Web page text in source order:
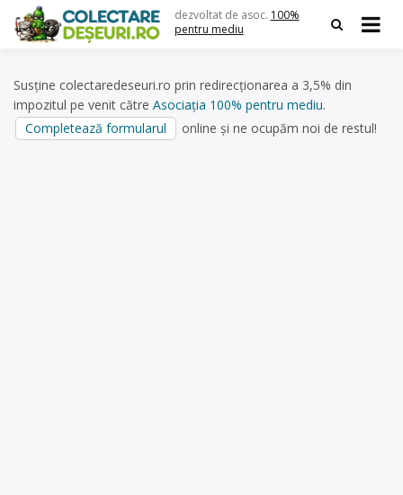
content
dezvoltat de asoc. 100%
pentru mediu
Susține colectaredeseuri.ro prin redirecționarea a 3,5% din
impozitul pe venit către Asociația 100% pentru mediu.
Completează formularul
online și ne ocupăm noi de restul!